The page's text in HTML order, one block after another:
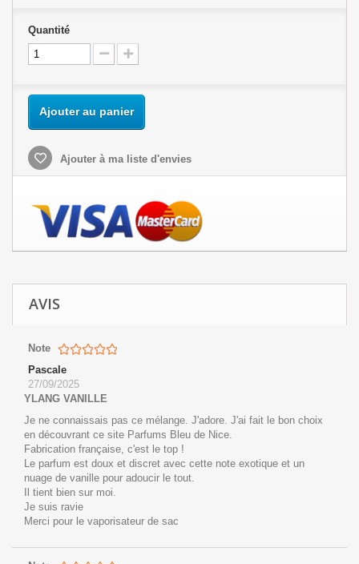
Quantité
Ajouter au panier
Ajouter à ma liste d'envies
AVIS
Note
Pascale
27/09/2025
YLANG VANILLE
Je ne connaissais pas ce mélange. J'adore. J'ai fait le bon choix
en découvrant ce site Parfums Bleu de Nice.
Fabrication française, c'est le top !
Le parfum est doux et discret avec cette note exotique et un
nuage de vanille pour adoucir le tout.
Il tient bien sur moi.
Je suis ravie
Merci pour le vaporisateur de sac